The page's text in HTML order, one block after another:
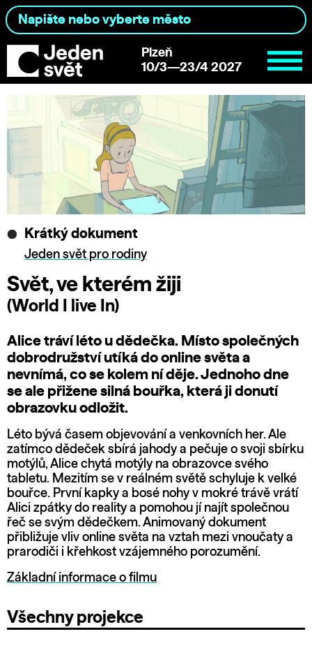
Plzeň
10/3—23/4 2027
Krátký dokument
Jeden svět pro rodiny
Svět, ve kterém žiji
(World I live In)
Alice tráví léto u dědečka. Místo společných
dobrodružství utíká do online světa a
nevnímá, co se kolem ní děje. Jednoho dne
se ale přižene silná bouřka, která ji donutí
obrazovku odložit.
Léto bývá časem objevování a venkovních her. Ale
zatímco dědeček sbírá jahody a pečuje o svoji sbírku
motýlů, Alice chytá motýly na obrazovce svého
tabletu. Mezitím se v reálném světě schyluje k velké
bouřce. První kapky a bosé nohy v mokré trávě vrátí
Alici zpátky do reality a pomohou jí najít společnou
řeč se svým dědečkem. Animovaný dokument
přibližuje vliv online světa na vztah mezi vnoučaty a
prarodiči i křehkost vzájemného porozumění.
Základní informace o filmu
Všechny projekce